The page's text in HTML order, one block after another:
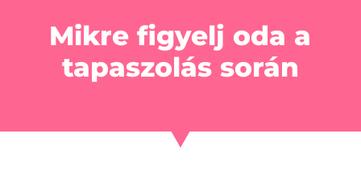
Mikre figyelj oda a
tapaszolás során